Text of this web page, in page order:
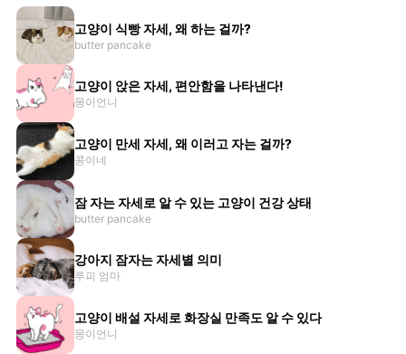
고양이 식빵 자세, 왜 하는 걸까?
butter pancake
고양이 앉은 자세, 편안함을 나타낸다!
몽이언니
고양이 만세 자세, 왜 이러고 자는 걸까?
콩이네
잠 자는 자세로 알 수 있는 고양이 건강 상태
butter pancake
강아지 잠자는 자세별 의미
루피 엄마
고양이 배설 자세로 화장실 만족도 알 수 있다
몽이언니